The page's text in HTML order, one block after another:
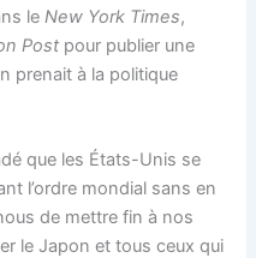
leNew York Times,
Post pour publier une
prenait à la politique
que les États-Unis se
l’ordre mondial sans en
de mettre fin à nos
le Japon et tous ceux qui